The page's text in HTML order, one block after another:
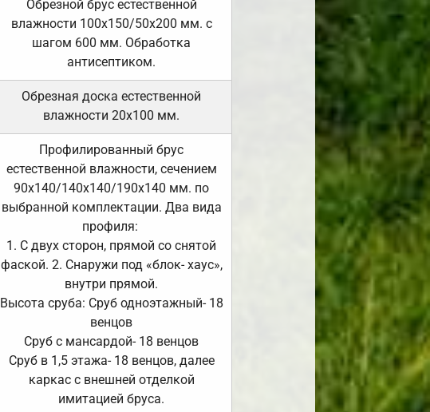
Обрезной брус естественной
влажности 100х150/50х200 мм. с
шагом 600 мм. Обработка
антисептиком.
Обрезная доска естественной
влажности 20х100 мм.
Профилированный брус
естественной влажности, сечением
90х140/140х140/190х140 мм. по
выбранной комплектации. Два вида
профиля:
1. С двух сторон, прямой со снятой
фаской. 2. Снаружи под «блок- хаус»,
внутри прямой.
Высота сруба: Сруб одноэтажный- 18
венцов
Сруб с мансардой- 18 венцов
Сруб в 1,5 этажа- 18 венцов, далее
каркас с внешней отделкой
имитацией бруса.